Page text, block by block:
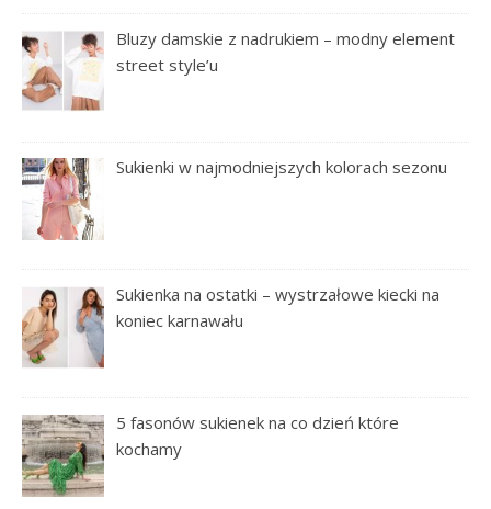
Bluzy damskie z nadrukiem – modny element
street style’u
Sukienki w najmodniejszych kolorach sezonu
Sukienka na ostatki – wystrzałowe kiecki na
koniec karnawału
5 fasonów sukienek na co dzień które
kochamy